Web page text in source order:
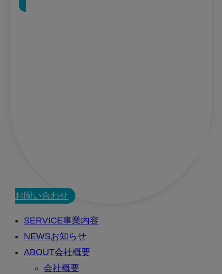
お問い合わせ
SERVICE事業内容
NEWSお知らせ
ABOUT会社概要
会社概要